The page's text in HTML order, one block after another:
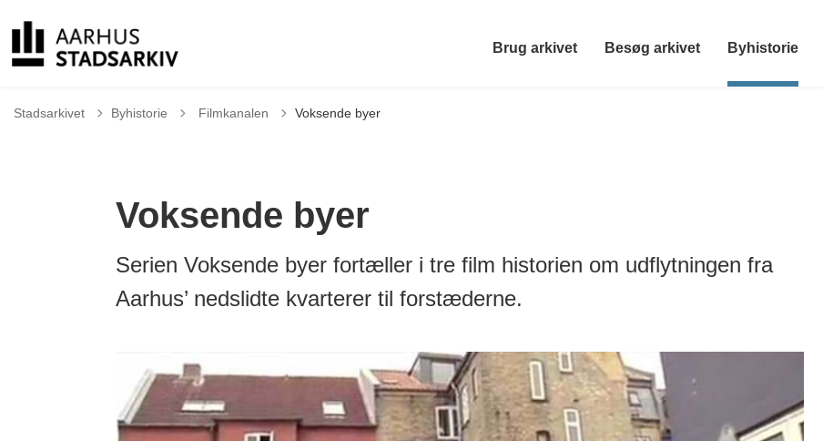
Brug arkivet Besøg arkivet Byhistorie
Stadsarkivet Byhistorie Tilbage til
Filmkanalen Voksende byer
Voksende byer
Serien Voksende byer fortæller i tre film historien om udflytningen fra
Aarhus’ nedslidte kvarterer til forstæderne.